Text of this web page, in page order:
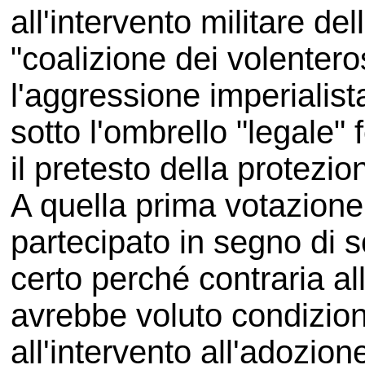
all'intervento militare
"coalizione dei
l'aggressione
sotto l'ombrello "legale"
il pretesto della
A quella prima
partecipato in segno di
certo perché contraria
avrebbe voluto
all'intervento